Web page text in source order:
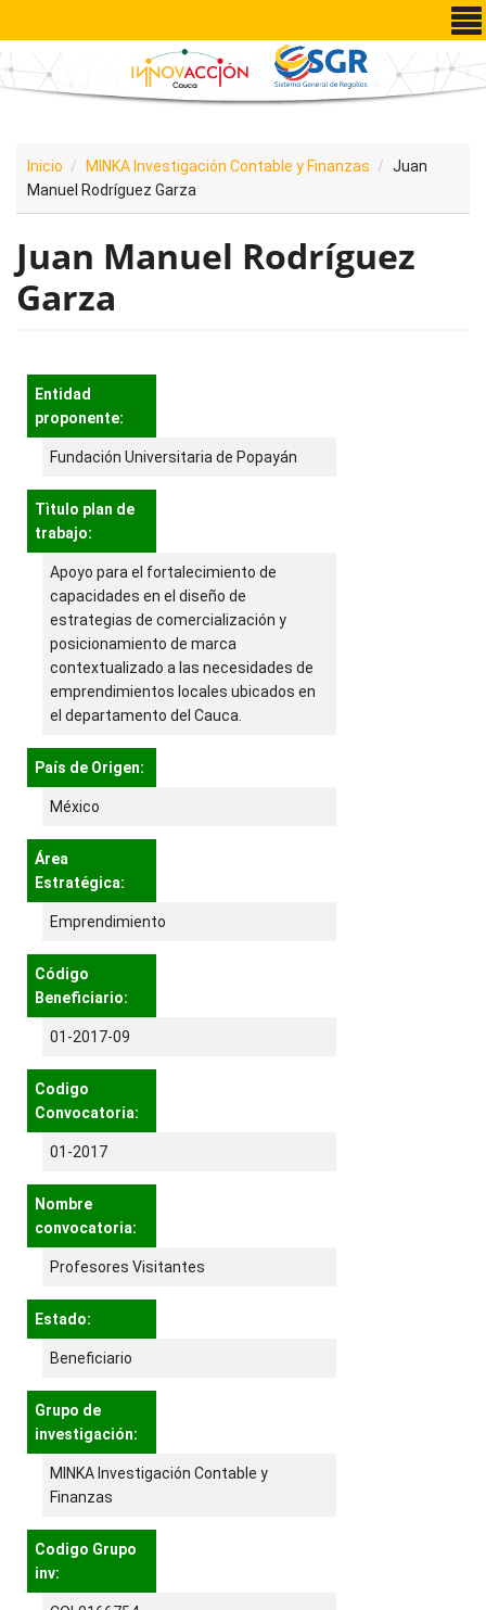
Pasar al contenido principal
Inicio MINKA Investigación Contable y Finanzas
Juan
Manuel Rodríguez Garza
Juan Manuel Rodríguez
Garza
Entidad
proponente:
Fundación Universitaria de Popayán
Tìtulo plan de
trabajo:
Apoyo para el fortalecimiento de
capacidades en el diseño de
estrategias de comercialización y
posicionamiento de marca
contextualizado a las necesidades de
emprendimientos locales ubicados en
el departamento del Cauca.
País de Origen:
México
Área
Estratégica:
Emprendimiento
Código
Beneficiario:
01-2017-09
Codigo
Convocatoria:
01-2017
Nombre
convocatoria:
Profesores Visitantes
Estado:
Beneficiario
Grupo de
investigación:
MINKA Investigación Contable y
Finanzas
Codigo Grupo
inv: